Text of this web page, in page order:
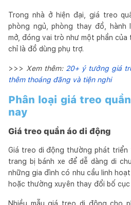
Trong nhà ở hiện đại, giá treo
phòng ngủ, phòng thay đồ, hành
mở, đóng vai trò như một phần
chỉ là đồ dùng phụ trợ.
>>> Xem thêm: 20+ ý tưởng giá
thêm thoáng đãng và tiện nghi
Phân loại giá treo
nay
Giá treo quần áo di động
Giá treo di động thường phát triển
trang bị bánh xe để dễ dàng di
những gia đình có nhu cầu linh
hoặc thường xuyên thay đổi bố cục